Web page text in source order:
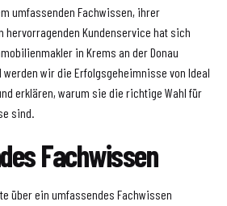
umfassenden Fachwissen, ihrer
Kundenservice hat sich
in Krems an der Donau
wir die Erfolgsgeheimnisse von Ideal
erklären, warum sie die richtige Wahl für
sind.
Fachwissen
über ein umfassendes Fachwissen